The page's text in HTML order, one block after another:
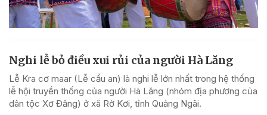
Nghi lễ bỏ điều xui rủi của người Hà Lăng
Lễ Kra cơ maar (Lễ cầu an) là nghi lễ lớn nhất trong hệ thống
lễ hội truyền thống của người Hà Lăng (nhóm địa phương của
dân tộc Xơ Đăng) ở xã Rờ Kơi, tỉnh Quảng Ngãi.